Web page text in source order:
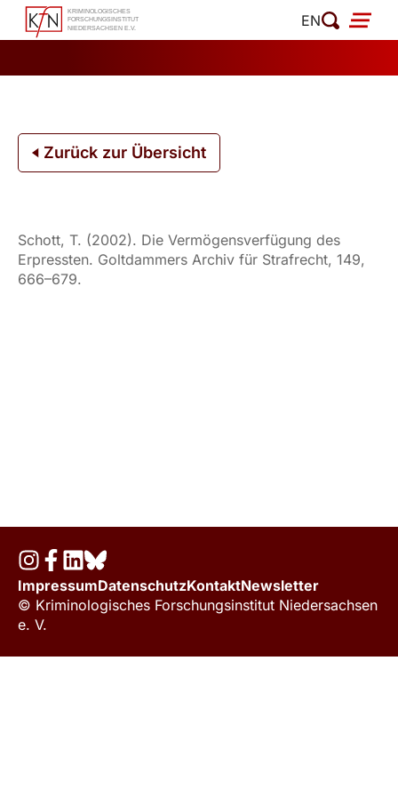
Zum
Inhalt
EN
Zurück zur Übersicht
Schott, T. (2002). Die Vermögensverfügung des
Erpressten. Goltdammers Archiv für Strafrecht, 149,
666–679.
ImpressumDatenschutzKontaktNewsletter
© Kriminologisches Forschungsinstitut Niedersachsen
e. V.